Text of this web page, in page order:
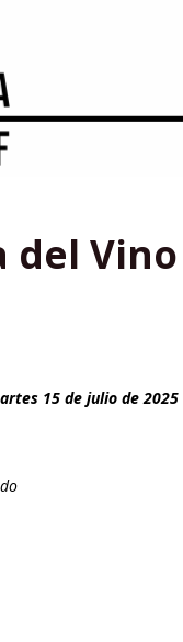
del
15 de julio de 2025